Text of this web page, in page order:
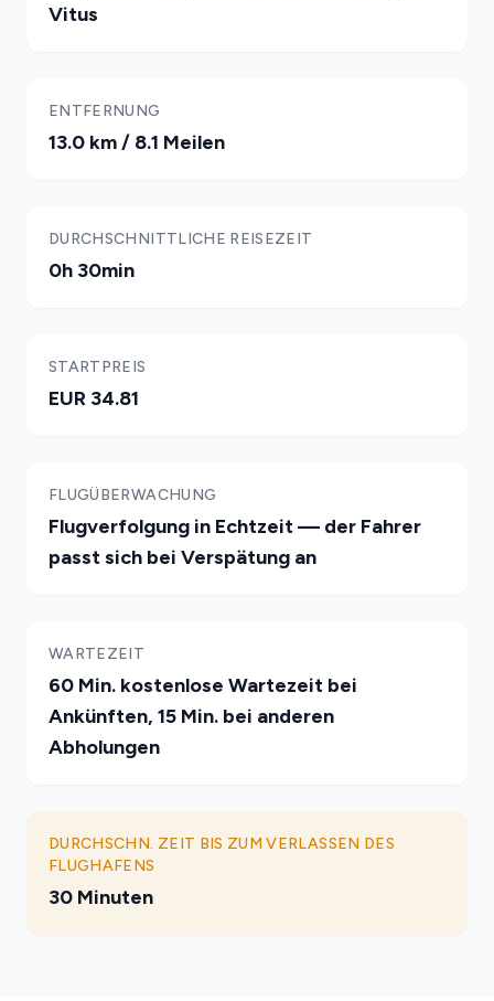
Vitus
ENTFERNUNG
13.0 km / 8.1 Meilen
DURCHSCHNITTLICHE REISEZEIT
0h 30min
STARTPREIS
EUR 34.81
FLUGÜBERWACHUNG
Flugverfolgung in Echtzeit — der Fahrer
passt sich bei Verspätung an
WARTEZEIT
60 Min. kostenlose Wartezeit bei
Ankünften, 15 Min. bei anderen
Abholungen
DURCHSCHN. ZEIT BIS ZUM VERLASSEN DES
FLUGHAFENS
30 Minuten